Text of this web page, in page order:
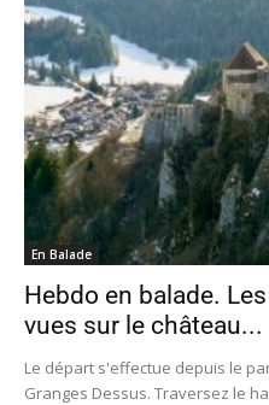
En Balade
Hebdo en balade.
vues sur le château...
Le départ s'effectue depuis le
Granges Dessus. Traversez le